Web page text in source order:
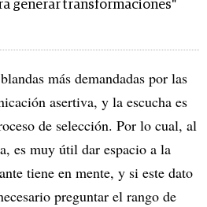
generar transformaciones"
más demandadas por las
asertiva, y la escucha es
de selección. Por lo cual, al
es muy útil dar espacio a la
tiene en mente, y si este dato
preguntar el rango de